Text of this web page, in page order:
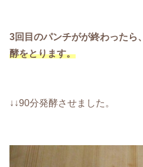
3回目のパンチがが終わったら、
酵をとります。
↓↓90分発酵させました。